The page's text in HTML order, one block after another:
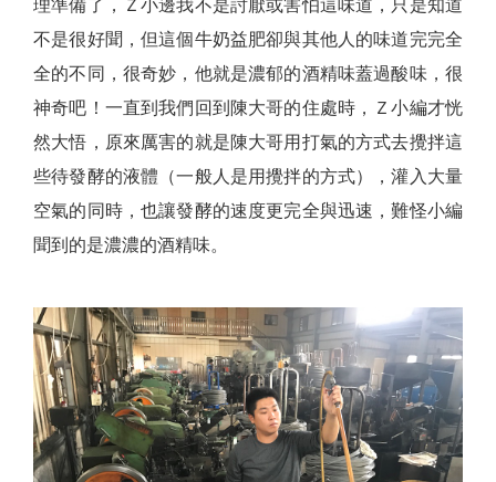
理準備了，Ｚ小邊我不是討厭或害怕這味道，只是知道
不是很好聞，但這個牛奶益肥卻與其他人的味道完完全
全的不同，很奇妙，他就是濃郁的酒精味蓋過酸味，很
神奇吧！一直到我們回到陳大哥的住處時，Ｚ小編才恍
然大悟，原來厲害的就是陳大哥用打氣的方式去攪拌這
些待發酵的液體（一般人是用攪拌的方式），灌入大量
空氣的同時，也讓發酵的速度更完全與迅速，難怪小編
聞到的是濃濃的酒精味。